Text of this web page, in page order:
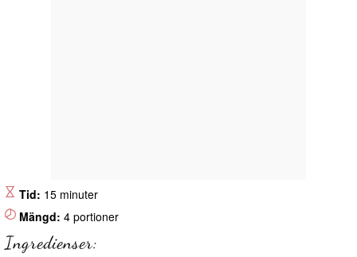
Tid: 15 minuter
Mängd: 4 portioner
Ingredienser: